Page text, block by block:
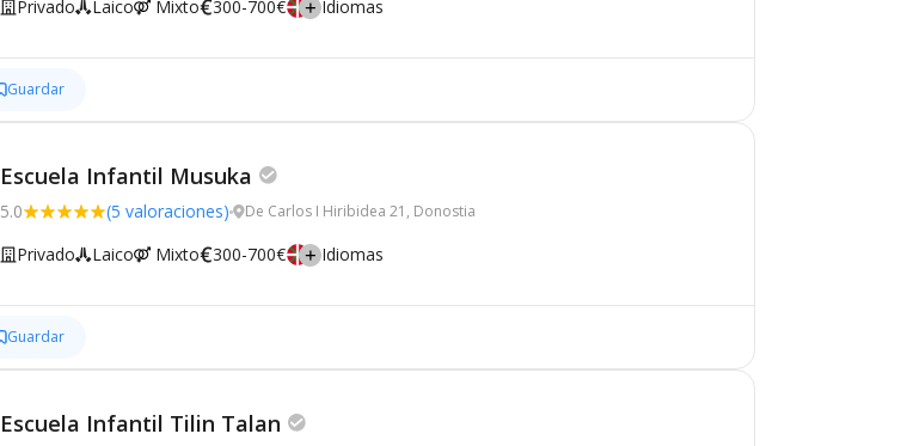
Privado Laico Mixto 300-700€ Idiomas
Guardar
Escuela Infantil Musuka
5.0 (5 valoraciones) De Carlos I Hiribidea 21, Donostia
Privado Laico Mixto 300-700€ Idiomas
Guardar
Escuela Infantil Tilin Talan